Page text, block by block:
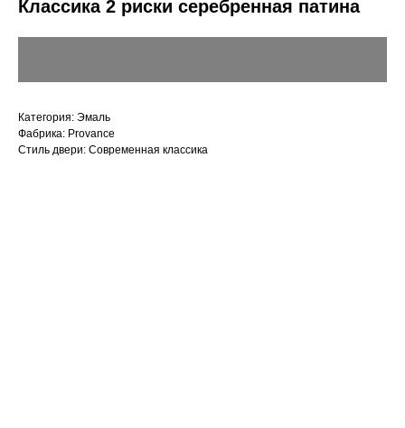
Классика 2 риски серебренная патина
Категория: Эмаль
Фабрика: Provance
Стиль двери: Современная классика